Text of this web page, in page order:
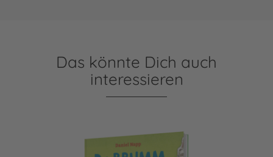
Das könnte Dich auch
interessieren